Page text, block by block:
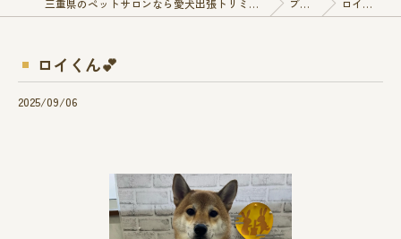
三重県のペットサロンなら愛犬出張トリミング E-QunQun ブログ ロイくん︎💕︎︎
ロイくん︎💕︎︎
2025/09/06